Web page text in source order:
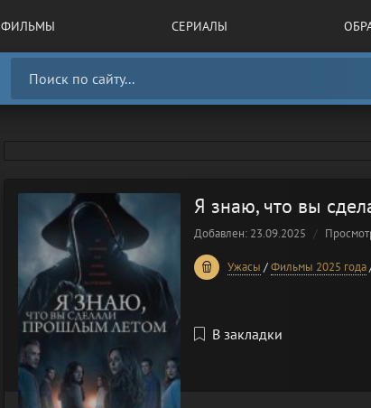
ФИЛЬМЫ СЕРИАЛЫ
Я знаю, что вы
Добавлен: 23.09.2025
Ужасы /Фильмы 2025 года
20
В закладки